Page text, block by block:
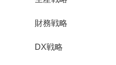
財務戦略
DX戦略